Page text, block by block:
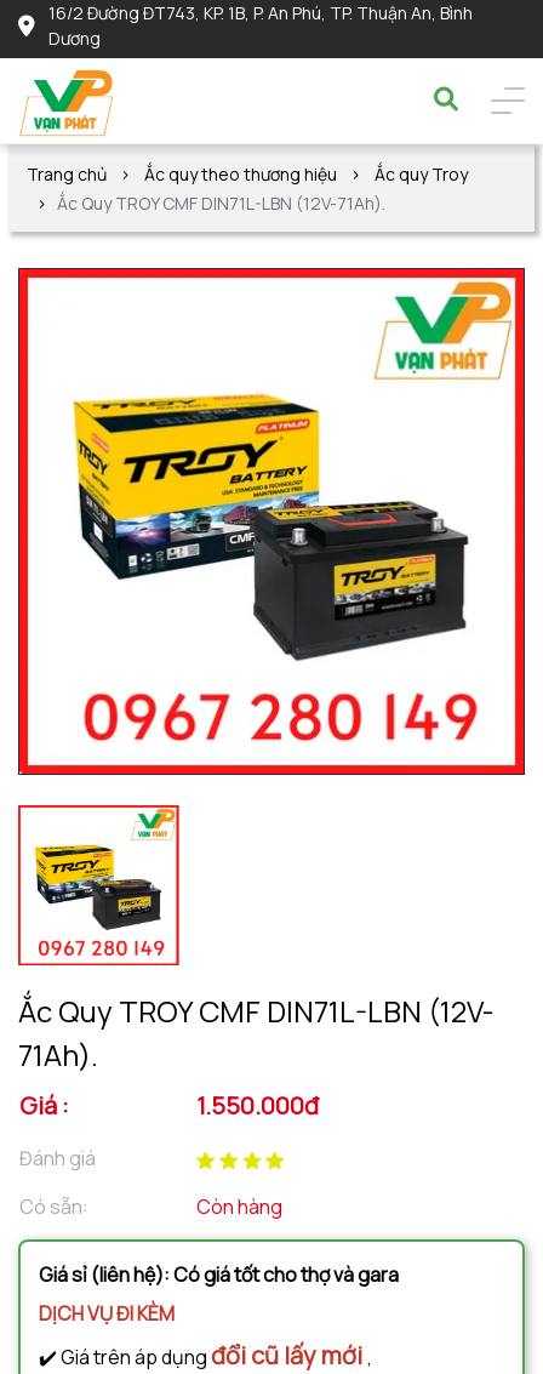
16/2 Đường ĐT743, KP. 1B, P. An Phú, TP. Thuận An, Bình
Dương
Trang chủ Ắc quy theo thương hiệu
Ắc quy Troy
Ắc Quy TROY CMF DIN71L-LBN (12V-71Ah).
Ắc Quy TROY CMF DIN71L-LBN (12V-
71Ah).
Giá : 1.550.000đ
Đánh giá
Có sẵn:
Còn hàng
Giá sỉ (liên hệ): Có giá tốt cho thợ và gara
DỊCH VỤ ĐI KÈM
✔️ Giá trên áp dụngđổi cũ lấy mới,